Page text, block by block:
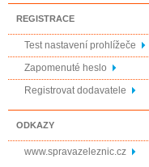
REGISTRACE
Test nastavení prohlížeče
Zapomenuté heslo
Registrovat dodavatele
ODKAZY
www.spravazeleznic.cz